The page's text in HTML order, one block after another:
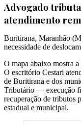
Advogado
atendimento
Buritirana, Maranhão (
necessidade de
O mapa abaixo mostra
O escritório Cestari
de Buritirana e dos
Tributário — execução
recuperação de tributos
estadual e municipal.